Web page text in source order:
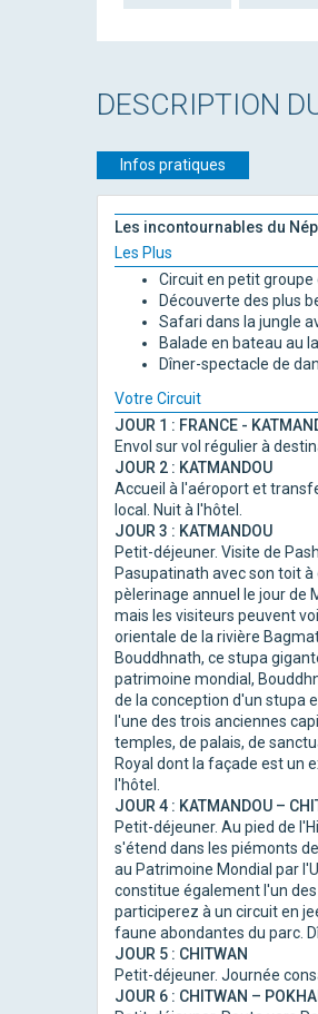
DESCRIPTION
Infos pratiques
Les incontournables du
Les Plus
Circuit en petit
Découverte des plus
Safari dans la jungle
Balade en bateau au
Dîner-spectacle de
Votre Circuit
JOUR 1 : FRANCE -
Envol sur vol régulier à
JOUR 2 : KATMANDOU
Accueil à l'aéroport et
local. Nuit à l'hôtel.
JOUR 3 : KATMANDOU
Petit-déjeuner. Visite de
Pasupatinath avec son toit
pèlerinage annuel le jour de
mais les visiteurs peuvent
orientale de la rivière
Bouddhnath, ce stupa
patrimoine mondial,
de la conception d'un stupa
l'une des trois anciennes
temples, de palais, de
Royal dont la façade est un
l'hôtel.
JOUR 4 : KATMANDOU –
Petit-déjeuner. Au pied de
s'étend dans les piémonts
au Patrimoine Mondial par
constitue également l'un
participerez à un circuit en
faune abondantes du parc.
JOUR 5 : CHITWAN
Petit-déjeuner. Journée
JOUR 6 : CHITWAN –